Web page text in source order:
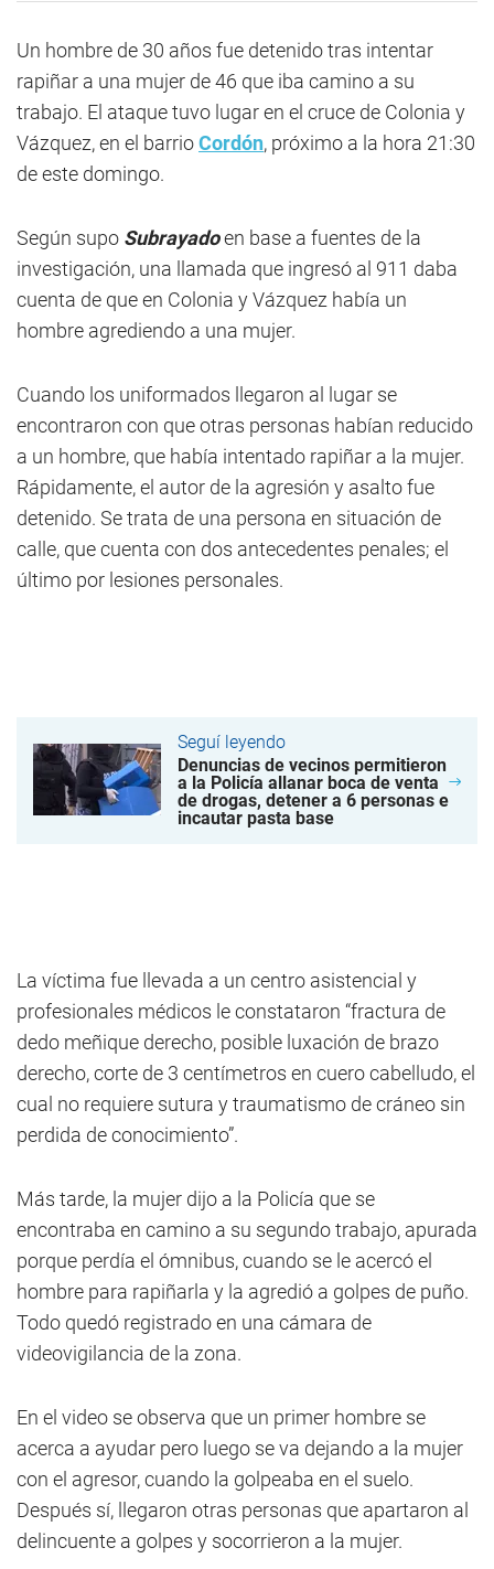
Un hombre de 30 años fue detenido tras intentar
rapiñar a una mujer de 46 que iba camino a su
trabajo. El ataque tuvo lugar en el cruce de Colonia y
Vázquez, en el barrioCordón, próximo a la hora 21:30
de este domingo.
Según supo Subrayadoen base a fuentes de la
investigación, una llamada que ingresó al 911 daba
cuenta de que en Colonia y Vázquez había un
hombre agrediendo a una mujer.
Cuando los uniformados llegaron al lugar se
encontraron con que otras personas habían reducido
a un hombre, que había intentado rapiñar a la mujer.
Rápidamente, el autor de la agresión y asalto fue
detenido. Se trata de una persona en situación de
calle, que cuenta con dos antecedentes penales; el
último por lesiones personales.
Seguí leyendo
Denuncias de vecinos permitieron
a la Policía allanar boca de venta
de drogas, detener a 6 personas e
incautar pasta base
La víctima fue llevada a un centro asistencial y
profesionales médicos le constataron “fractura de
dedo meñique derecho, posible luxación de brazo
derecho, corte de 3 centímetros en cuero cabelludo, el
cual no requiere sutura y traumatismo de cráneo sin
perdida de conocimiento”.
Más tarde, la mujer dijo a la Policía que se
encontraba en camino a su segundo trabajo, apurada
porque perdía el ómnibus, cuando se le acercó el
hombre para rapiñarla y la agredió a golpes de puño.
Todo quedó registrado en una cámara de
videovigilancia de la zona.
En el video se observa que un primer hombre se
acerca a ayudar pero luego se va dejando a la mujer
con el agresor, cuando la golpeaba en el suelo.
Después sí, llegaron otras personas que apartaron al
delincuente a golpes y socorrieron a la mujer.